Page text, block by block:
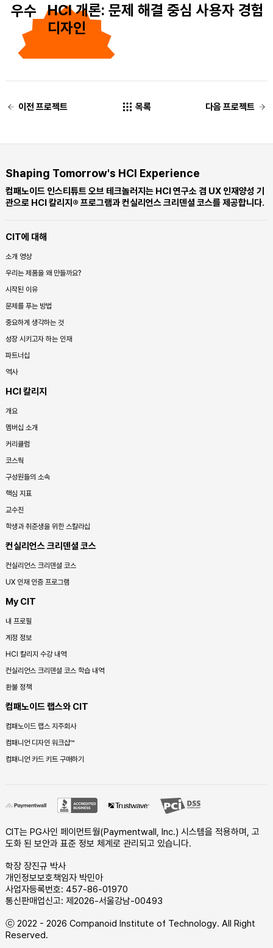
우수
HCI 개론: 문제 해결 중심 사용자 경험
디자인
이전 프로젝트 목록 다음 프로젝트
Shaping Tomorrow's HCI Experience
컴패노이드 인스티튜트 오브 테크놀러지는 HCI 연구소 겸 UX 인재양성 기
관으로 HCI 칼리지® 프로그램과 컨실리언스 크리덴셜 코스를 제공합니다.
CIT에 대해
소개 영상
우리는 제품을 왜 만들까요?
시작된 이유
문제를 푸는 방법
중요하게 생각하는 것
성장 시키고자 하는 인재
파트너십
역사
HCI 칼리지
개요
멤버십 소개
커리큘럼
코스웍
구성원들의 소속
핵심 지표
교수진
학생과 취준생을 위한 스칼라십
컨실리언스 크리덴셜 코스
컨실리언스 크리덴셜 코스
UX 인재 인증 프로그램
My CIT
내 프로필
계정 정보
HCI 칼리지 수강 내역
컨실리언스 크리덴셜 코스 학습 내역
환불 정책
컴패노이드 랩스와 CIT
컴패노이드 랩스 지주회사
컴패니언 디자인 워크샵™
컴패니언 카드 키트 구매하기
CIT는 PG사인 페이먼트월(Paymentwall, Inc.) 시스템을 적용하며, 고
도화 된 보안과 표준 정보 체계로 관리되고 있습니다.
학장 장진규 박사
개인정보보호책임자 박민아
사업자등록번호: 457-86-01970
통신판매업신고: 제2026-서울강남-00493
ⓒ 2022 - 2026 Companoid Institute of Technology. All Right
Reserved.